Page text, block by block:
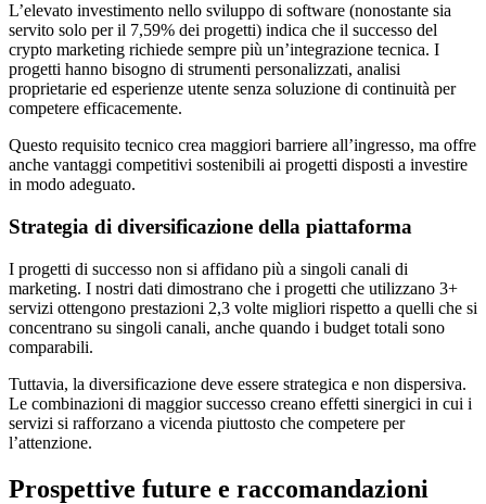
L’elevato investimento nello sviluppo di software (nonostante sia
servito solo per il 7,59% dei progetti) indica che il successo del
crypto marketing richiede sempre più un’integrazione tecnica. I
progetti hanno bisogno di strumenti personalizzati, analisi
proprietarie ed esperienze utente senza soluzione di continuità per
competere efficacemente.
Questo requisito tecnico crea maggiori barriere all’ingresso, ma offre
anche vantaggi competitivi sostenibili ai progetti disposti a investire
in modo adeguato.
Strategia di diversificazione della piattaforma
I progetti di successo non si affidano più a singoli canali di
marketing. I nostri dati dimostrano che i progetti che utilizzano 3+
servizi ottengono prestazioni 2,3 volte migliori rispetto a quelli che si
concentrano su singoli canali, anche quando i budget totali sono
comparabili.
Tuttavia, la diversificazione deve essere strategica e non dispersiva.
Le combinazioni di maggior successo creano effetti sinergici in cui i
servizi si rafforzano a vicenda piuttosto che competere per
l’attenzione.
Prospettive future e raccomandazioni